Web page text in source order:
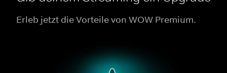
Erleb jetzt die Vorteile von WOW Premium.